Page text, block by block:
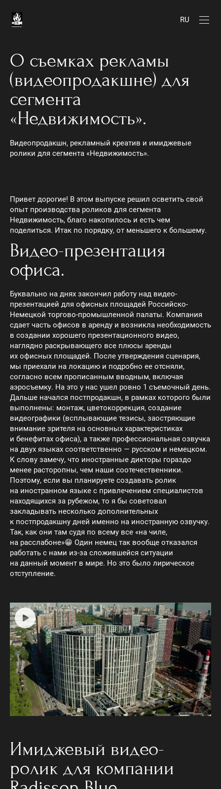
RU
О съемках рекламы
(видеопродакшне) для
сегмента
«Недвижимость».
Видеопродакшн, рекламный креатив и имиджевые
ролики для сегмента «Недвижимость».
Привет дорогие! В этом выпуске решил осветить свой
опыт производства роликов для сегмента
Недвижимость, благо накопилось и есть чем
поделиться. Итак по порядку, от меньшего к большему.
Видео-презентация
офиса.
Буквально на днях закончил работу над видео-
презентацией для офисных площадей Российско-
Немецкой торгово-промышленной палаты. Компания
сдает часть офисов в аренду и возникла необходимость
в создании хорошего презентационного видео,
наглядно раскрывающего все плюсы аренды
их офисных площадей. После утверждения сценария,
мы приехали на локацию и подробно ее отсняли,
согласно всем прописанным вводным, включая
аэросъемку. На это у нас ушел ровно 1 съемочный день.
Дальше начался постпродакшн, в рамках которого были
выполнены: монтаж, цветокоррекция, создание
видеографики (всплывающие тезисы, заостряющие
внимание зрителя на основных характеристиках
и бенефитах офиса), а также профессиональная озвучка
на двух языках соответственно — русском и немецком.
К слову замечу, что иностранные дикторы гораздо
менее расторопны, чем наши соотечественники.
Поэтому, если вы планируете создавать ролик
на иностранном языке с привлечением специалистов
находящихся за рубежом, то я бы советовал
закладывать несколько дополнительных
к постпродакшну дней именно на иностранную озвучку.
Так, как они там судя по всему все «на чиле,
на расслабоне»😁 Один немец так вообще отказался
работать с нами из-за сложившейся ситуации
на данный момент в мире. Но это было лирическое
отступление.
Имиджевый видео-
ролик для компании